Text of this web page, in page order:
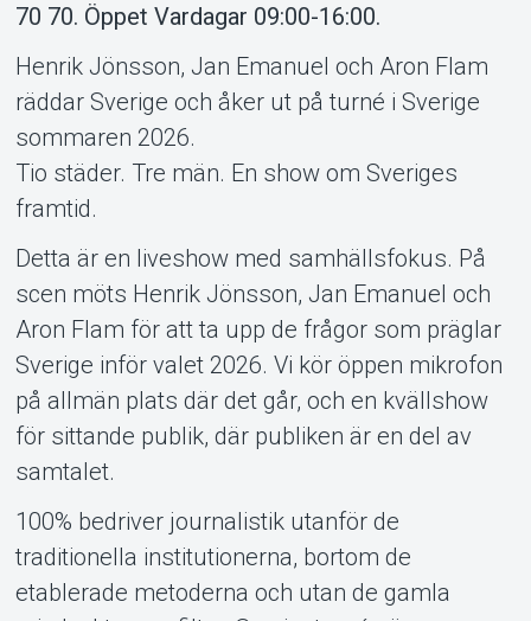
70 70. Öppet Vardagar 09:00-16:00.
Henrik Jönsson, Jan Emanuel och Aron Flam
räddar Sverige och åker ut på turné i Sverige
sommaren 2026.
Tio städer. Tre män. En show om Sveriges
framtid.
Detta är en liveshow med samhällsfokus. På
scen möts Henrik Jönsson, Jan Emanuel och
Aron Flam för att ta upp de frågor som präglar
Sverige inför valet 2026. Vi kör öppen mikrofon
på allmän plats där det går, och en kvällshow
för sittande publik, där publiken är en del av
samtalet.
100% bedriver journalistik utanför de
traditionella institutionerna, bortom de
etablerade metoderna och utan de gamla